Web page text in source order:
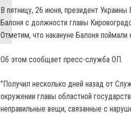
В пятницу, 26 июня, президент
Балоня с должности главы
Отметим, что накануне Балоня поймали
Об этом сообщает пресс-служба ОП.
"Получил несколько дней назад от
окружении главы областной
неправильные вещи, связанные с